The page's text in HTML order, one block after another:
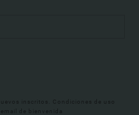
inscritos. Condiciones de uso
email de bienvenida